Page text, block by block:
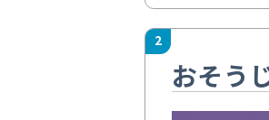
2
おそう